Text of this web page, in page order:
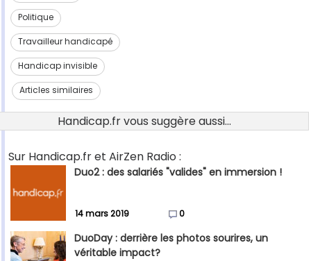
Politique
Travailleur handicapé
Handicap invisible
Articles similaires
Handicap.fr vous suggère aussi...
Sur Handicap.fr et AirZen Radio :
Duo2 : des salariés "valides" en immersion !
14 mars 2019 0
DuoDay : derrière les photos sourires, un
véritable impact?